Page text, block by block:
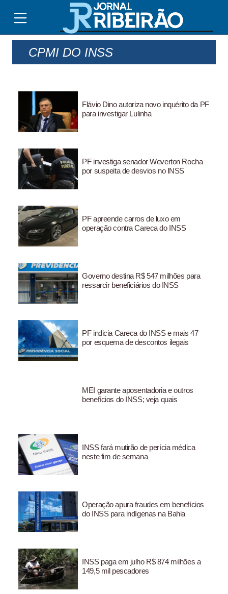
CPMI DO INSS
Flávio Dino autoriza novo inquérito da PF
para investigar Lulinha
PF investiga senador Weverton Rocha
por suspeita de desvios no INSS
PF apreende carros de luxo em
operação contra Careca do INSS
Governo destina R$ 547 milhões para
ressarcir beneficiários do INSS
PF indicia Careca do INSS e mais 47
por esquema de descontos ilegais
MEI garante aposentadoria e outros
benefícios do INSS; veja quais
INSS fará mutirão de perícia médica
neste fim de semana
Operação apura fraudes em benefícios
do INSS para indígenas na Bahia
INSS paga em julho R$ 874 milhões a
149,5 mil pescadores